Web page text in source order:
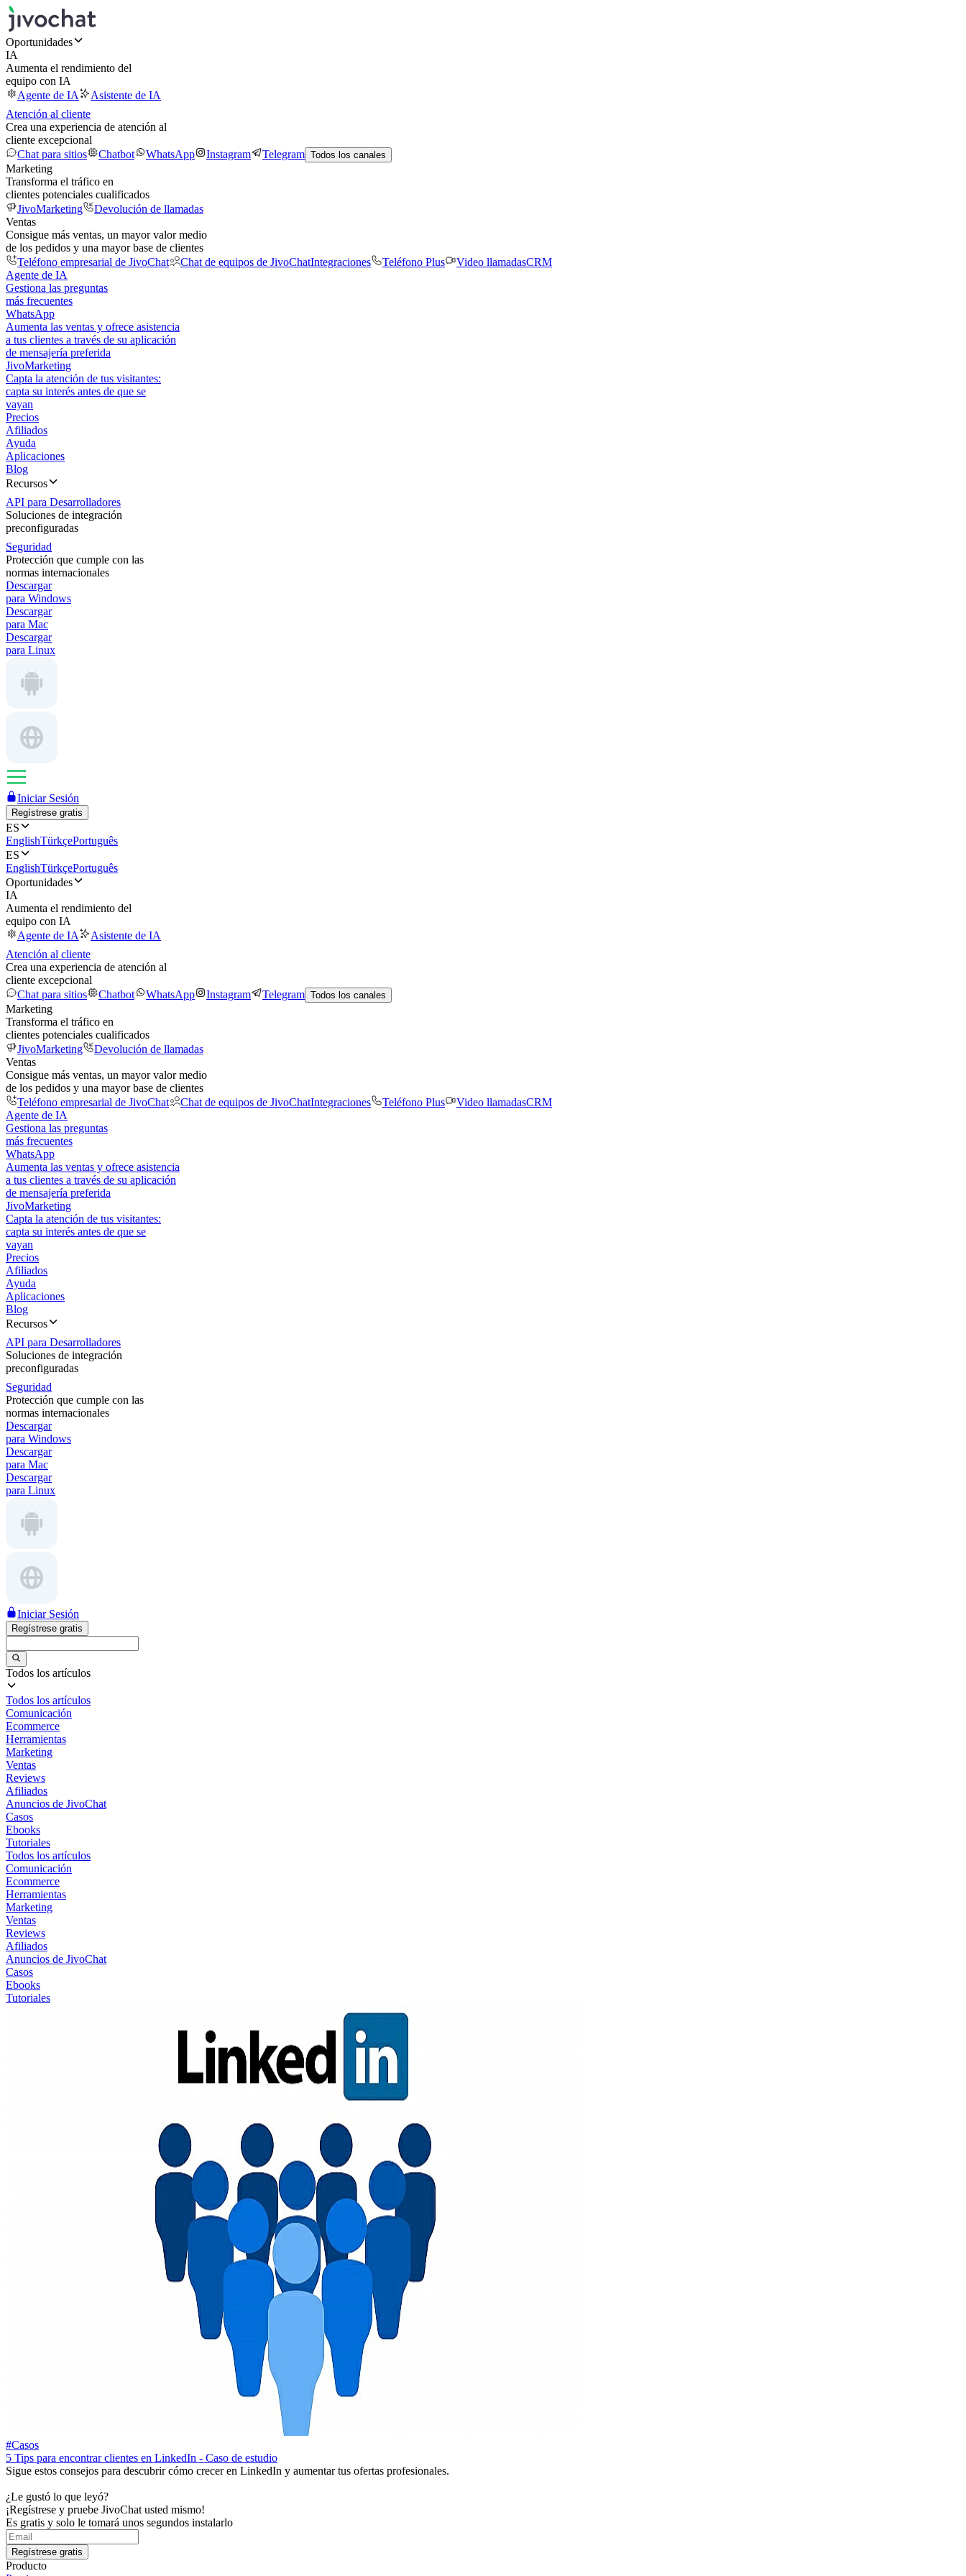
Oportunidades
IA
Aumenta el rendimiento del
equipo con IA
Agente de IA
Asistente de IA
Atención al cliente
Crea una experiencia de atención al
cliente excepcional
Chat para sitios
Chatbot WhatsApp Instagram Telegram Todos los canales
Marketing
Transforma el tráfico en
clientes potenciales cualificados
JivoMarketing
Devolución de llamadas
Ventas
Consigue más ventas, un mayor valor medio
de los pedidos y una mayor base de clientes
Teléfono empresarial de JivoChat
Chat de equipos de JivoChatIntegraciones Teléfono Plus Video llamadasCRM
Agente de IA
Gestiona las preguntas
más frecuentes
WhatsApp
Aumenta las ventas y ofrece asistencia
a tus clientes a través de su aplicación
de mensajería preferida
JivoMarketing
Capta la atención de tus visitantes:
capta su interés antes de que se
vayan
Precios
Afiliados
Ayuda
Aplicaciones
Blog
Recursos
API para Desarrolladores
Soluciones de integración
preconfiguradas
Seguridad
Protección que cumple con las
normas internacionales
Descargar
para Windows
Descargar
para Mac
Descargar
para Linux
Iniciar Sesión
Regístrese gratis
ES
EnglishTürkçePortuguês
ES
EnglishTürkçePortuguês
Oportunidades
IA
Aumenta el rendimiento del
equipo con IA
Agente de IA
Asistente de IA
Atención al cliente
Crea una experiencia de atención al
cliente excepcional
Chat para sitios
Chatbot WhatsApp Instagram Telegram Todos los canales
Marketing
Transforma el tráfico en
clientes potenciales cualificados
JivoMarketing
Devolución de llamadas
Ventas
Consigue más ventas, un mayor valor medio
de los pedidos y una mayor base de clientes
Teléfono empresarial de JivoChat
Chat de equipos de JivoChatIntegraciones Teléfono Plus Video llamadasCRM
Agente de IA
Gestiona las preguntas
más frecuentes
WhatsApp
Aumenta las ventas y ofrece asistencia
a tus clientes a través de su aplicación
de mensajería preferida
JivoMarketing
Capta la atención de tus visitantes:
capta su interés antes de que se
vayan
Precios
Afiliados
Ayuda
Aplicaciones
Blog
Recursos
API para Desarrolladores
Soluciones de integración
preconfiguradas
Seguridad
Protección que cumple con las
normas internacionales
Descargar
para Windows
Descargar
para Mac
Descargar
para Linux
Iniciar Sesión
Regístrese gratis
Todos los artículos
Todos los artículos
Comunicación
Ecommerce
Herramientas
Marketing
Ventas
Reviews
Afiliados
Anuncios de JivoChat
Casos
Ebooks
Tutoriales
Todos los artículos
Comunicación
Ecommerce
Herramientas
Marketing
Ventas
Reviews
Afiliados
Anuncios de JivoChat
Casos
Ebooks
Tutoriales
#Casos
5 Tips para encontrar clientes en LinkedIn - Caso de estudio
Sigue estos consejos para descubrir cómo crecer en LinkedIn y aumentar tus ofertas profesionales.
¿Le gustó lo que leyó?
¡Regístrese y pruebe JivoChat usted mismo!
Es gratis y solo le tomará unos segundos instalarlo
Regístrese gratis
Producto